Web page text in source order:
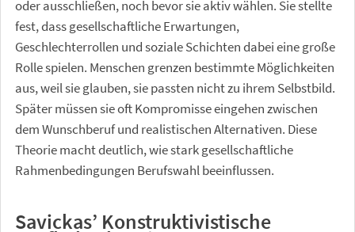
oder ausschließen, noch bevor sie aktiv wählen. Sie stellte
fest, dass gesellschaftliche Erwartungen,
Geschlechterrollen und soziale Schichten dabei eine große
Rolle spielen. Menschen grenzen bestimmte Möglichkeiten
aus, weil sie glauben, sie passten nicht zu ihrem Selbstbild.
Später müssen sie oft Kompromisse eingehen zwischen
dem Wunschberuf und realistischen Alternativen. Diese
Theorie macht deutlich, wie stark gesellschaftliche
Rahmenbedingungen Berufswahl beeinflussen.
Savickas’ Konstruktivistische